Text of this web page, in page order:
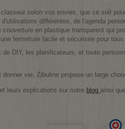
selon vos envies, que ce soit
différentes, de l'agenda
couverture en plastique transparent qui
fermeture facile et sécurisée pour
de DIY, les planificateurs, et toute
vie, Zibuline propose un large
leurs explications sur notre blog ainsi